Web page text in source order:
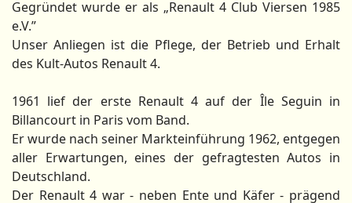
Gegründet wurde er als „Renault 4 Club Viersen 1985
e.V.”
Unser Anliegen ist die Pflege, der Betrieb und Erhalt
des Kult-Autos Renault 4.
1961 lief der erste Renault 4 auf der Île Seguin in
Billancourt in Paris vom Band.
Er wurde nach seiner Markteinführung 1962, entgegen
aller Erwartungen, eines der gefragtesten Autos in
Deutschland.
Der Renault 4 war - neben Ente und Käfer - prägend